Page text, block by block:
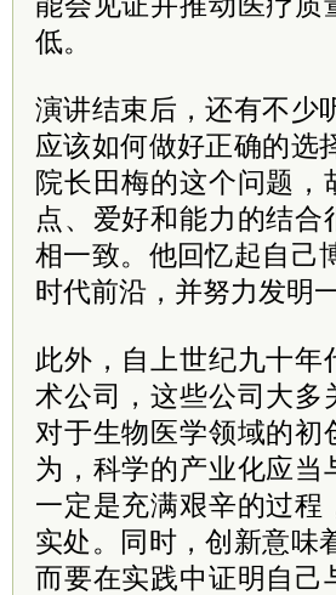
低。
演讲结束后，还有不少
应该如何做好正确的选
院长田梅的这个问题
点、爱好和能力的结
相一致。他回忆起自己
时代前沿，并努力发明
此外，自上世纪九十
术公司，这些公司大
对于生物医学领域的
为，科学的产业化应
一定是充满艰辛的过
实处。同时，创新意味
而要在实践中证明自己